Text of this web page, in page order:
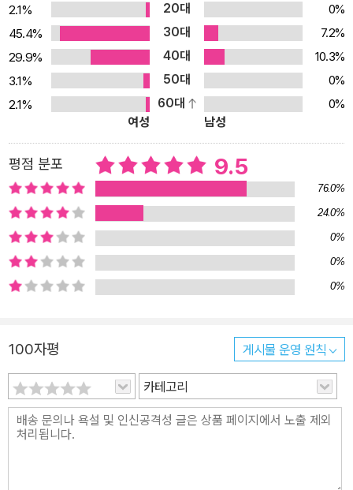
때문입니다. <달라달라> 의 주인공 쥐마도 마찬가지입니다. 대통령
이나 박사, 사장님처럼 근사한 직업이 아니라 하루 종일 고되게 일해
야 하는 버스 운전사가 되겠다고 합니다. 그런 쥐마를 바라보는 할아
버지의 마음이 편치 않은 것은 당연한 일이지요. 더 좋은 직업을 가졌
으면 좋겠다고 하자 오히려 ‘좋은 직업’이 무엇이냐고 되물어 오니 참
정으로 자신의 미래를 그리는 것으로 끝을 맺습니다. 쥐마가 정말로
원하는 것은 아빠와 할아버지를 태우고 온 세계를 돌아다니는 것으
로, 결국 쥐마에게는 그것이 가장 좋은 직업인 셈이지요. 처음에는 엉
뚱하게만 느껴지던 쥐마의 꿈도 이같이 순수한 바람에서 비롯된 것임
을 알고 나면 고개를 끄덕이게 됩니다. 아무리 사회적으로 인정받는
직업을 가졌더라도 스스로 행복을 느낄 수 없다면 소용없는 일이니까
요. 아이와 함께 <달라달라> 를 읽고, 커서 무엇이 되고 싶은지에 대
해 함께 이야기를 나누어 보세요. 이런 대화를 통해 아이는 자연스럽
소박한 수채화로 그려 낸 먼 나라 풍경 이 책을 쓰고 그린 이치카와 사
토미는 세계 여러 나라를 여행하면서 그곳 아이들의 삶을 생생하게
표현하는 것으로 유명합니다. 미국이나 유럽보다는 까무잡잡한 피부
를 가진 제3세계 아이들이 주인공으로 등장하는 일이 많지요. 특별한
기교 없이 담담하게 그린 수채화는 이방인이 본 낯선 나라가 아니라
2.1% 20대
0%
45.4%
30대
7.2%
29.9%
40대
10.3%
3.1%
50대
0%
2.1%
60대
0%
여성
남성
평점 분포 9.5
76.0%
24.0%
0%
0%
0%
100자평 게시물 운영 원칙
카테고리